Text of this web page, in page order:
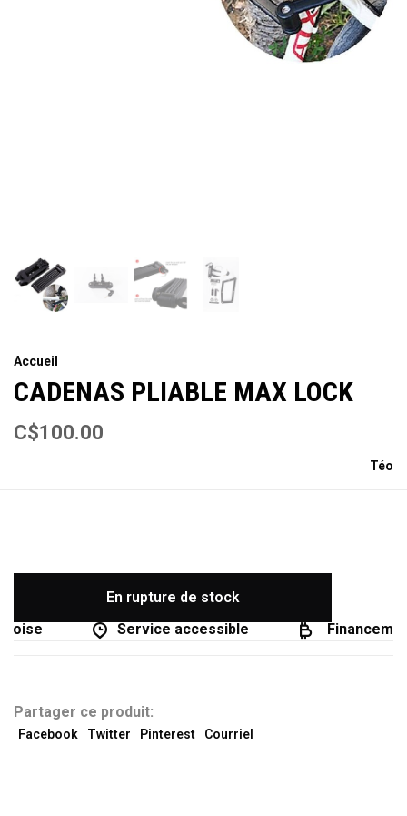
Accueil
CADENAS PLIABLE MAX LOCK
C$100.00
Téo
En rupture de stock
Service accessible
Partager ce produit:
Facebook Twitter Pinterest Courriel